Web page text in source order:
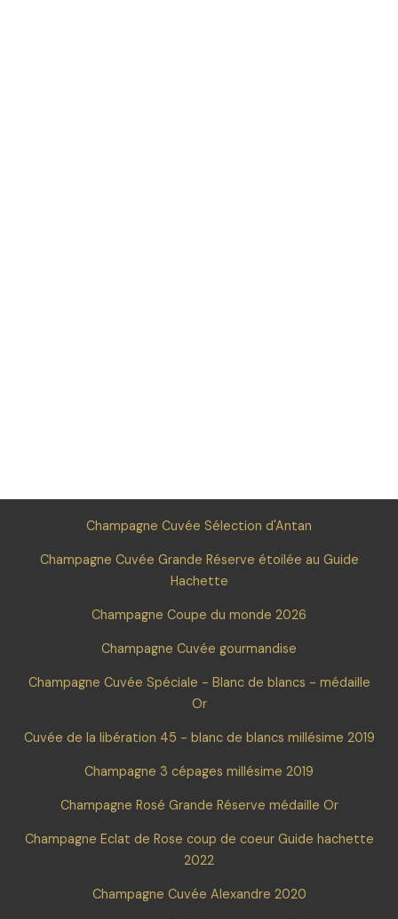
Champagne Cuvée Sélection d'Antan
Champagne Cuvée Grande Réserve étoilée au Guide
Hachette
Champagne Coupe du monde 2026
Champagne Cuvée gourmandise
Champagne Cuvée Spéciale - Blanc de blancs - médaille
Or
Cuvée de la libération 45 - blanc de blancs millésime 2019
Champagne 3 cépages millésime 2019
Champagne Rosé Grande Réserve médaille Or
Champagne Eclat de Rose coup de coeur Guide hachette
2022
Champagne Cuvée Alexandre 2020